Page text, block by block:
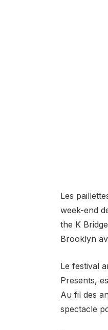
Les
week-end
the K
Brooklyn
Le festival
Presents,
Au fil des
spectacle